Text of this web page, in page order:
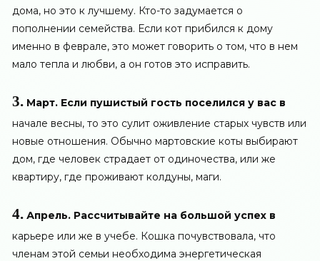
дома, но это к лучшему. Кто-то задумается о
пополнении семейства. Если кот прибился к дому
именно в феврале, это может говорить о том, что в нем
мало тепла и любви, а он готов это исправить.
3. Март. Если пушистый гость поселился у вас в
начале весны, то это сулит оживление старых чувств или
новые отношения. Обычно мартовские коты выбирают
дом, где человек страдает от одиночества, или же
квартиру, где проживают колдуны, маги.
4. Апрель. Рассчитывайте на большой успех в
карьере или же в учебе. Кошка почувствовала, что
членам этой семьи необходима энергетическая